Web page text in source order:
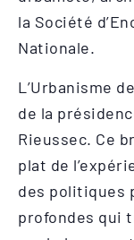
la Société
Nationale.
L’Urbanisme
de la
Rieussec. Ce
plat de
des politiques
profondes qui